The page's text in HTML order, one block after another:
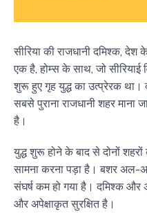
सीरिया की राजधानी दमिश्क,
एक है, होम्स के साथ, जो
शुरू हुए गृह युद्ध का उत्प्रेरक था।
सबसे पुराना राजधानी शहर माना
है।
युद्ध शुरू होने के बाद से दोनों
सामना करना पड़ा है। बशर अल-
संघर्ष कम हो गया है। दमिश्क और
और अपेक्षाकृत सुरक्षित है।